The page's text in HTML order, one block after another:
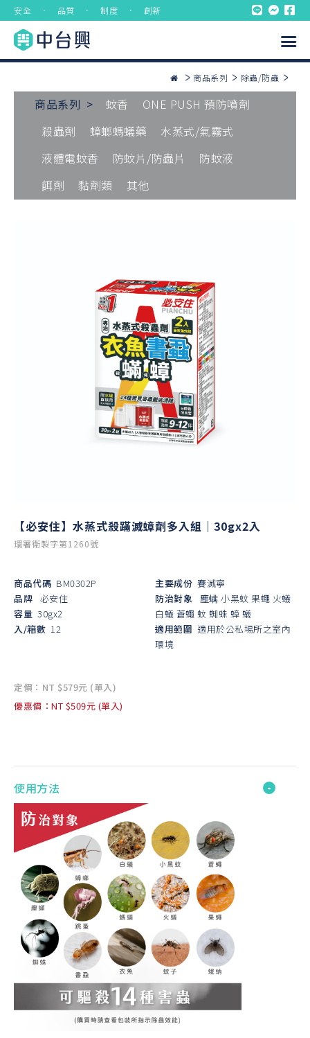
安全 ． 品質 ． 制度 ． 創新
商品系列 除蟲/防蟲
商品系列 > 蚊香
ONE PUSH 預防噴劑
殺蟲劑
蟑螂螞蟻藥
水蒸式/氣霧式
液體電蚊香
防蚊片/防蟲片
防蚊液
餌劑
黏劑類 其他
【必安住】水蒸式殺蹣滅蟑劑多入組｜30gx2入
環署衛製字第1260號
商品代碼 BM0302P
品牌 必安住
容量 30gx2
入/箱數 12
主要成份 賽滅寧
防治對象
塵螨 小黑蚊 果蠅 火蟻
白蟻 蒼蠅 蚊 蜘蛛 蟑 蟻
適用範圍 適用於公私場所之室內
環境
定價：NT $579元 (單入)
優惠價：NT $509元 (單入)
使用方法